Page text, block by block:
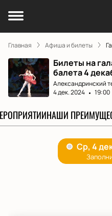
Главная Афиша и билеты
Билеты на
балета 4
Александринский
4 дек. 2024
19:00
НАШИ